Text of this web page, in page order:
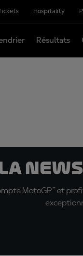
Hospitality
Résultats
la
MotoGP™ et